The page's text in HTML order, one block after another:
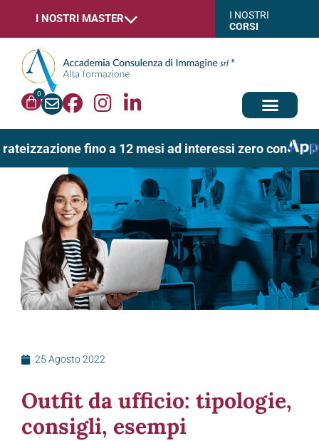
I NOSTRI MASTER
I NOSTRI
CORSI
0
fino a 12 mesi ad interessi zero con
25 Agosto 2022
Outfit da ufficio: tipologie,
consigli, esempi